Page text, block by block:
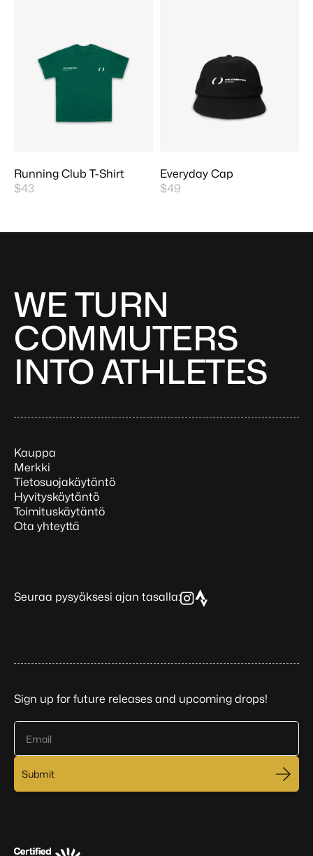
Running Club T-Shirt
$43
Everyday Cap
$49
WE TURN
COMMUTERS
INTO ATHLETES
Kauppa
Merkki
Tietosuojakäytäntö
Hyvityskäytäntö
Toimituskäytäntö
Ota yhteyttä
Seuraa pysyäksesi ajan tasalla:
Sign up for future releases and upcoming drops!
Email
Submit